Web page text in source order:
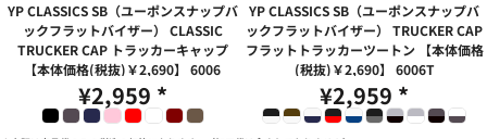
YP CLASSICS SB（ユーポンスナップバ
ックフラットバイザー） CLASSIC
TRUCKER CAP トラッカーキャップ
【本体価格(税抜)￥2,690】
6006
¥2,959 *
YP CLASSICS SB（ユーポンスナップバ
ックフラットバイザー） TRUCKER CAP
フラットトラッカーツートン 【本体価格
(税抜)￥2,690】
6006T
¥2,959 *